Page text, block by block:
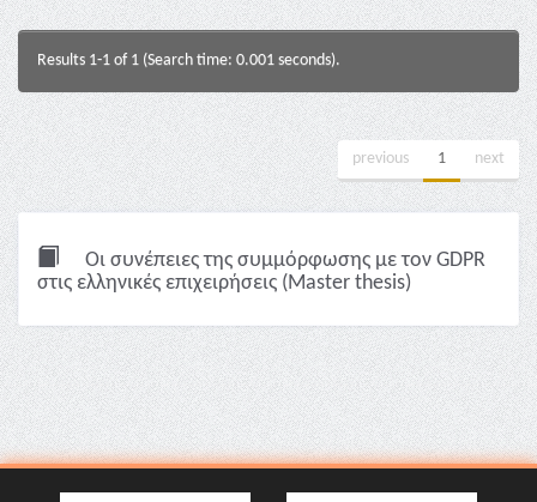
Results 1-1 of 1 (Search time: 0.001 seconds).
previous 1 next
Οι συνέπειες της συμμόρφωσης με τον GDPR
στις ελληνικές επιχειρήσεις (Master thesis)